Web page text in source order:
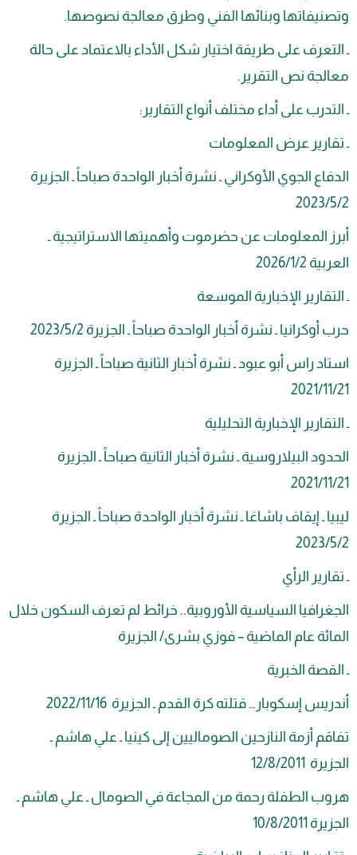
وبنائها الفني وطرق معالجة نصوصها.
على طريقة اختيار شكل الأداء بالاعتماد على حالة
نص التقرير.
على أداء مختلف أنواع التقارير:
عرض المعلومات
الجوي الأوكراني ـ نشرة أخبار الواحدة صباحاً ـ الجزيرة
المعلومات عن حضرموت وأهميتها الاستراتيجية ـ
2026
الإخبارية الموسعة
ـ نشرة أخبار الواحدة صباحاً ـ الجزيرة 2‏/5‏/2023
راس أبو عبود ـ نشرة أخبار الثانية صباحاً ـ الجزيرة
الإخبارية التحليلية
البيلاروسية ـ نشرة أخبار الثانية صباحاً ـ الجزيرة
ـ إيقاف باشاغا ـ نشرة أخبار الواحدة صباحاً ـ الجزيرة
الرأي
السياسية الأوروبية.. خرائط لم تعرف السكون خلال
عام الماضية – فوزي بشرى/ الجزيرة
الخبرية
إسكوبار… قتلته كرة القدم ـ الجزيرة 16‏/11‏/2022
أزمة النازحين الصوماليين إلى كينيا ـ علي هاشم ـ
8/2011
الطفلة رحمة من المجاعة في الصومال ـ علي هاشم ـ
2011